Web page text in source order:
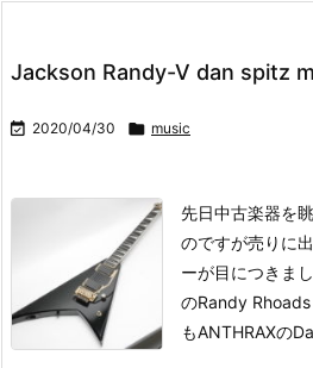
Jackson Randy-V dan spitz
 2020/04/30  music
先日中古楽器を
のですが売りに
ーが目につきまし
のRandy Rhoads
もANTHRAXの